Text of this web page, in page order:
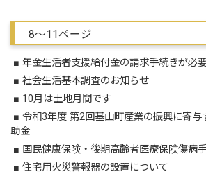
8～11ページ
■ 年金生活者支援給付金の請求手続きが必
■ 社会生活基本調査のお知らせ
■ 10月は土地月間です
■ 令和3年度 第2回基山町産業の振興に寄与
助金
■ 国民健康保険・後期高齢者医療保険傷病
■ 住宅用火災警報器の設置について